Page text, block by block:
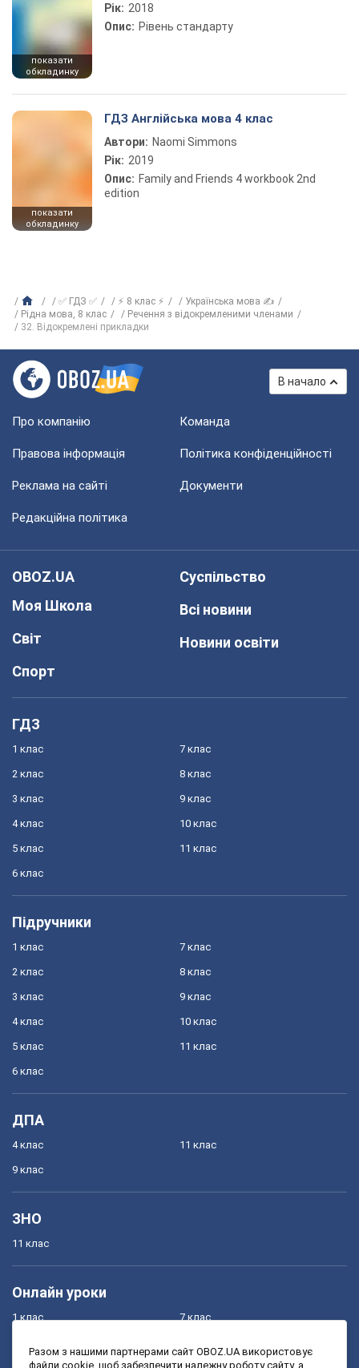
показати
обкладинку
Рік: 2018
Опис: Рівень стандарту
показати
обкладинку
ГДЗ Англійська мова 4 клас
Автори: Naomi Simmons
Рік: 2019
Опис: Family and Friends 4 workbook 2nd
edition
✅ ГДЗ ✅ ⚡ 8 клас ⚡
Українська мова ✍
Рiдна мова, 8 клас
Речення з відокремленими членами
32. Відокремлені прикладки
В начало
Про компанію Команда
Правова інформація Політика конфіденційності
Реклама на сайті Документи
Редакційна політика
OBOZ.UA
Моя Школа
Світ
Спорт
Суспільство
Всі новини
Новини освіти
ГДЗ
1 клас
2 клас
3 клас
4 клас
5 клас
6 клас
7 клас
8 клас
9 клас
10 клас
11 клас
Підручники
1 клас
2 клас
3 клас
4 клас
5 клас
6 клас
7 клас
8 клас
9 клас
10 клас
11 клас
ДПА
4 клас
9 клас
11 клас
ЗНО
11 клас
Онлайн уроки
1 клас 7 клас
Разом з нашими партнерами сайт OBOZ.UA використовує
файли cookie, щоб забезпечити належну роботу сайту, а